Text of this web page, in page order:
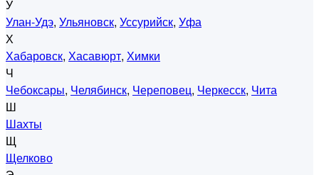
У
Улан-Удэ, Ульяновск, Уссурийск, Уфа
Х
Хабаровск, Хасавюрт, Химки
Ч
Чебоксары, Челябинск, Череповец, Черкесск, Чита
Ш
Шахты
Щ
Щелково